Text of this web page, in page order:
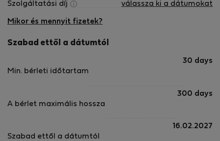
Szolgáltatási díj
válassza ki a dátumokat
Mikor és mennyit fizetek?
Szabad ettől a dátumtól
Min. bérleti időtartam
30 days
A bérlet maximális hossza
300 days
Szabad ettől a dátumtól
16.02.2027